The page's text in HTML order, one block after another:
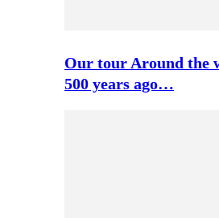
Our tour Around the
500 years ago…